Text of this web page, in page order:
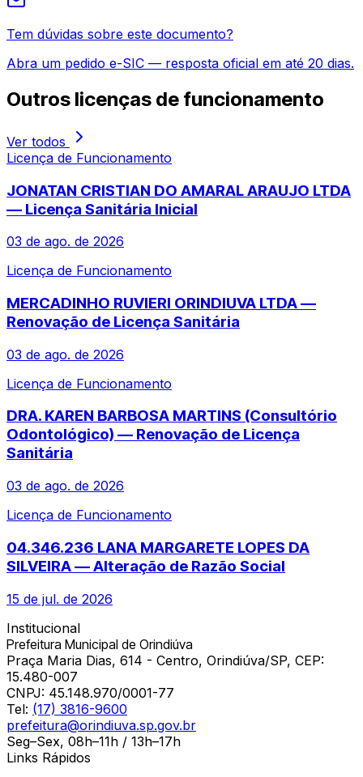
Tem dúvidas sobre este documento?
Abra um pedido e-SIC — resposta oficial em até 20 dias.
Outros licenças de funcionamento
Ver todos
Licença de Funcionamento
JONATAN CRISTIAN DO AMARAL ARAUJO LTDA
— Licença Sanitária Inicial
03 de ago. de 2026
Licença de Funcionamento
MERCADINHO RUVIERI ORINDIUVA LTDA —
Renovação de Licença Sanitária
03 de ago. de 2026
Licença de Funcionamento
DRA. KAREN BARBOSA MARTINS (Consultório
Odontológico) — Renovação de Licença
Sanitária
03 de ago. de 2026
Licença de Funcionamento
04.346.236 LANA MARGARETE LOPES DA
SILVEIRA — Alteração de Razão Social
15 de jul. de 2026
Institucional
Prefeitura Municipal de Orindiúva
Praça Maria Dias, 614 - Centro, Orindiúva/SP, CEP:
15.480-007
CNPJ: 45.148.970/0001-77
Tel: (17) 3816-9600
prefeitura@orindiuva.sp.gov.br
Seg–Sex, 08h–11h / 13h–17h
Links Rápidos